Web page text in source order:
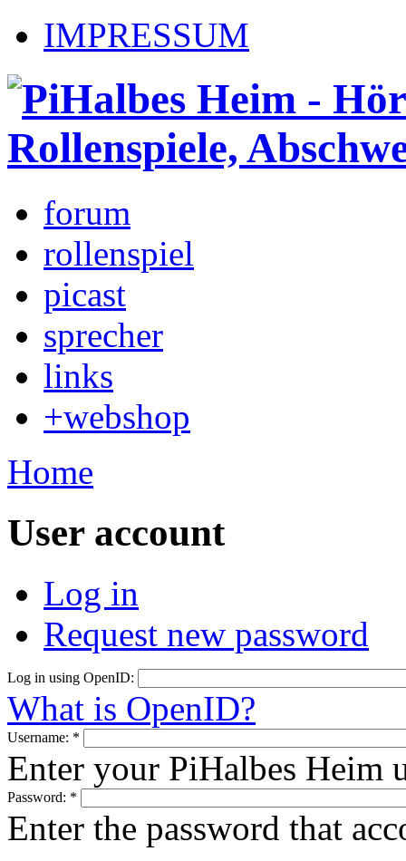
IMPRESSUM
forum
rollenspiel
picast
sprecher
links
+webshop
Home
User account
Log in
Request new password
Log in using OpenID:
What is OpenID?
Username: *
Enter your PiHalbes Heim
Password: *
Enter the password that